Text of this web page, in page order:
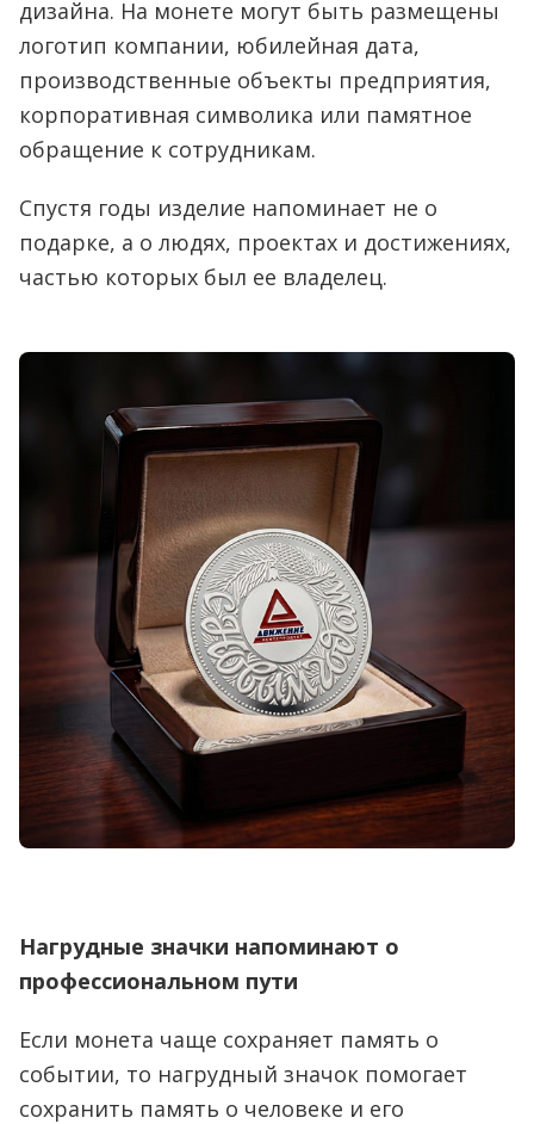
дизайна. На монете могут быть размещены
логотип компании, юбилейная дата,
производственные объекты предприятия,
корпоративная символика или памятное
обращение к сотрудникам.
Спустя годы изделие напоминает не о
подарке, а о людях, проектах и достижениях,
частью которых был ее владелец.
Нагрудные значки напоминают о
профессиональном пути
Если монета чаще сохраняет память о
событии, то нагрудный значок помогает
сохранить память о человеке и его